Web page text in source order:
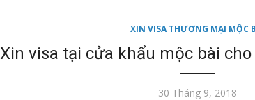
XIN VISA THƯƠNG MẠI MỘC
Xin visa tại cửa khẩu mộc bài
Đăng
30 Tháng 9, 2018